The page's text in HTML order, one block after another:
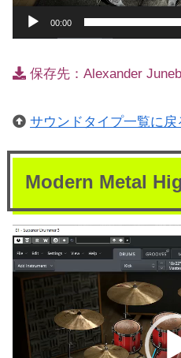
00:00
保存先：Alexander
サウンドタイプ一覧に戻
Modern Metal
動
画
プ
レ